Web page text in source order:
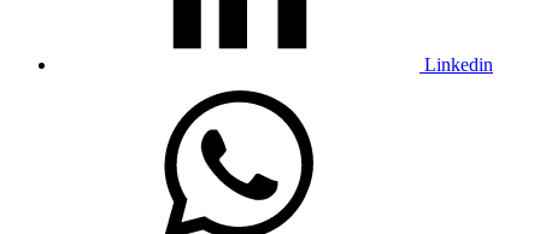
Linkedin